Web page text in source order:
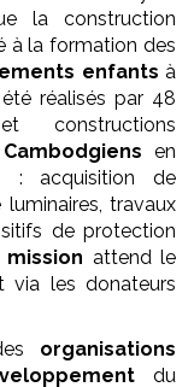
la construction
à la formation des
enfants à
réalisés par 48
constructions
Cambodgiens en
: acquisition de
travaux
de protection
mission attend le
via les donateurs
organisations
du